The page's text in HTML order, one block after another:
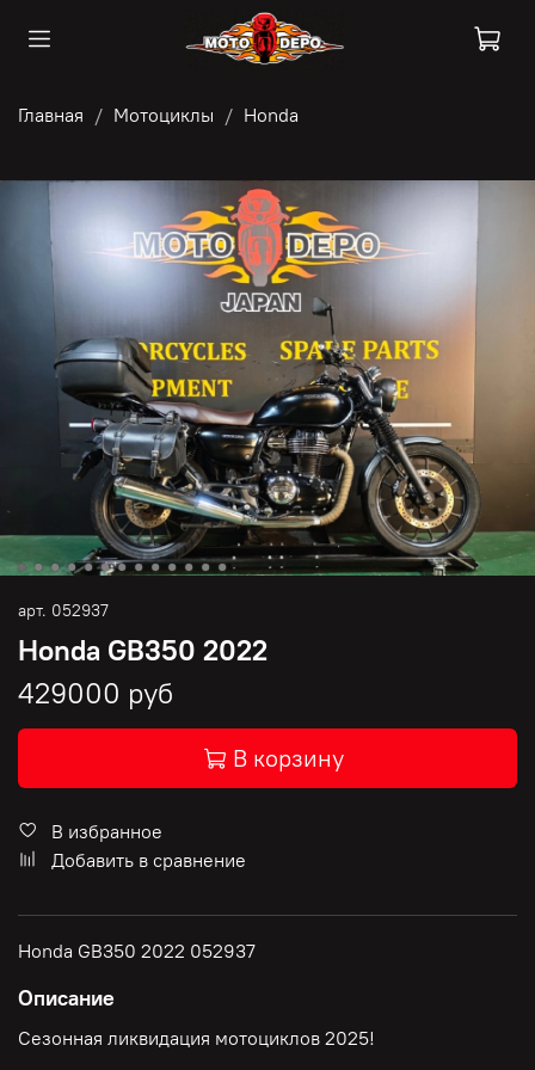
Главная Мотоциклы Honda
арт. 052937
Honda GB350 2022
429000 руб
В корзину
В избранное
Добавить в сравнение
Honda GB350 2022 052937
Описание
Сезонная ликвидация мотоциклов 2025!